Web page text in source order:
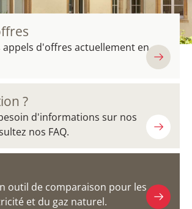
appels d'offres actuellement en
?
d'informations sur nos
nos FAQ.
outil de comparaison pour les
et du gaz naturel.